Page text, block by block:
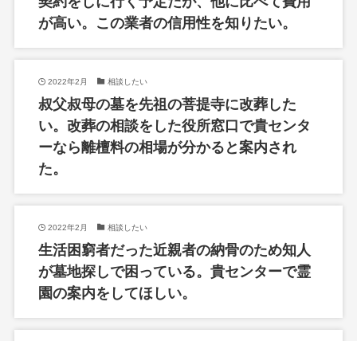
が高い。この業者の信用性を知りたい。
2022年2月 相談したい
叔父叔母の墓を先祖の菩提寺に改葬した
い。改葬の相談をした役所窓口で貴センタ
ーなら離檀料の相場が分かると案内され
た。
2022年2月 相談したい
生活困窮者だった近親者の納骨のため知人
が墓地探しで困っている。貴センターで霊
園の案内をしてほしい。